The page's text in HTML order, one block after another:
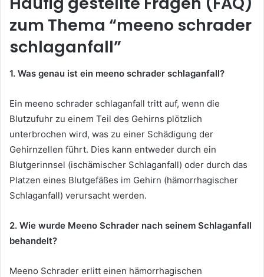
zum Thema “meeno schrader
schlaganfall”
1. Was genau ist ein meeno schrader schlaganfall?
Ein meeno schrader schlaganfall tritt auf, wenn die
Blutzufuhr zu einem Teil des Gehirns plötzlich
unterbrochen wird, was zu einer Schädigung der
Gehirnzellen führt. Dies kann entweder durch ein
Blutgerinnsel (ischämischer Schlaganfall) oder durch das
Platzen eines Blutgefäßes im Gehirn (hämorrhagischer
Schlaganfall) verursacht werden.
2. Wie wurde Meeno Schrader nach seinem Schlaganfall
behandelt?
Meeno Schrader erlitt einen hämorrhagischen